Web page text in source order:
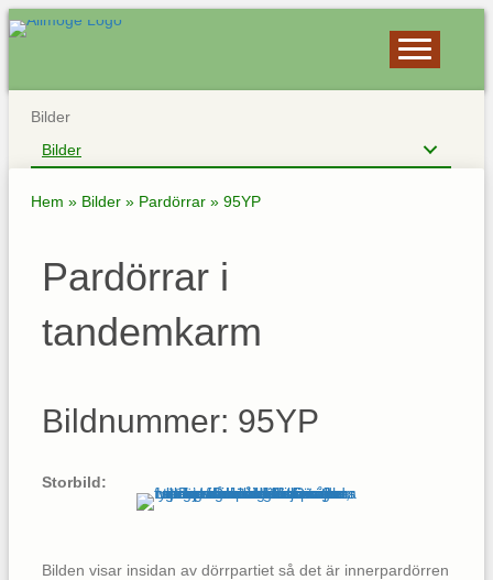
Bilder
Bilder
Hem » Bilder » Pardörrar » 95YP
Pardörrar i
tandemkarm
Bildnummer: 95YP
Storbild:
Bilden visar insidan av dörrpartiet så det är innerpardörren